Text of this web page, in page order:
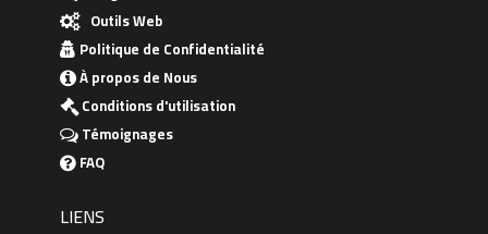
Outils Web
Politique de Confidentialité
À propos de Nous
Conditions d'utilisation
Témoignages
FAQ
LIENS